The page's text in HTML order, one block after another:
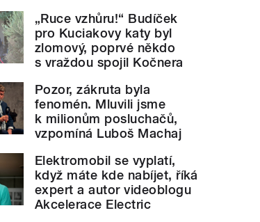
„Ruce vzhůru!“ Budíček
pro Kuciakovy katy byl
zlomový, poprvé někdo
s vraždou spojil Kočnera
Pozor, zákruta byla
fenomén. Mluvili jsme
k milionům posluchačů,
vzpomíná Luboš Machaj
Elektromobil se vyplatí,
když máte kde nabíjet, říká
expert a autor videoblogu
Akcelerace Electric